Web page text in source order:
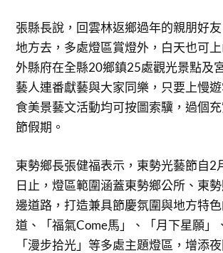
張縣長說，回雲林返鄉過年的親朋好
地方去，多處燈區賞燈外，白天也可
外縣府在全縣20鄉鎮25處觀光景點及
藝人連番獻藝與大家同樂，只要上慢
食美景藝文活動均可按圖索驥，過個
節假期。
東勢鄉長張健福表示，東勢光藝節自2
日止，燈區範圍涵蓋東勢鄉公所、東
邊道路，打造兼具節慶氛圍與地方特
道、「福氣Come馬」、「月下星願」
「漫步拾光」等多處主題燈區，增添